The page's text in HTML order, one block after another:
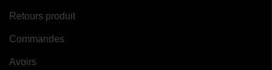
Retours produit
Commandes
Avoirs